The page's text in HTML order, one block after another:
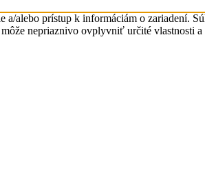
alebo prístup k informáciám o zariadení.
nepriaznivo ovplyvniť určité vlastnosti